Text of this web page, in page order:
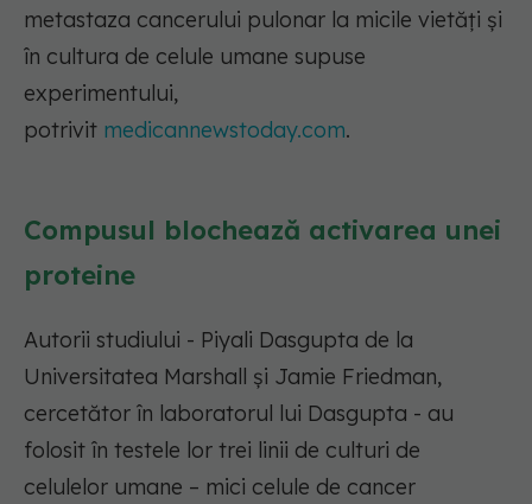
metastaza cancerului pulonar la micile vietăți și
în cultura de celule umane supuse
experimentului,
potrivit medicannewstoday.com.
Compusul blochează activarea unei
proteine
Autorii studiului - Piyali Dasgupta de la
Universitatea Marshall și Jamie Friedman,
cercetător în laboratorul lui Dasgupta - au
folosit în testele lor trei linii de culturi de
celulelor umane – mici celule de cancer